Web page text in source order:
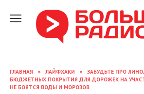
содержанию
ГЛАВНАЯ » ЛАЙФХАКИ »
ЗАБУДЬТЕ ПРО
БЮДЖЕТНЫХ ПОКРЫТИЯ ДЛЯ ДОРОЖЕК НА
НЕ БОЯТСЯ ВОДЫ И МОРОЗОВ